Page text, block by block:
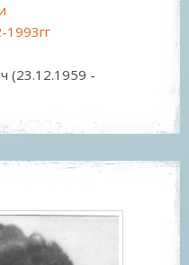
1993гг
(23.12.1959 -